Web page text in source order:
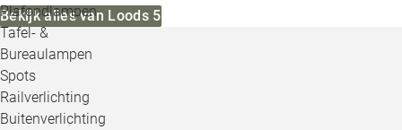
Plafondlampen
Tafel- &
Bureaulampen
Spots
Railverlichting
Buitenverlichting
Bekijk alles van Loods 5